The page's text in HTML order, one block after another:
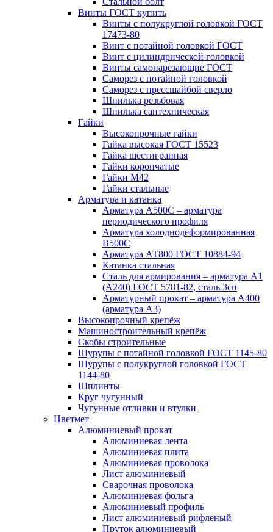
Винты ГОСТ купить
Винты с полукруглой головкой ГОСТ
17473-80
Винт с потайной головкой ГОСТ
Винт с цилиндрической головкой
Винты самонарезающие ГОСТ
Саморез с потайной головкой
Саморез с прессшайбой сверло
Шпилька резьбовая
Шпилька сантехническая
Гайки
Высокопрочные гайки
Гайка высокая ГОСТ 15523
Гайка шестигранная
Гайки корончатые
Гайки М42
Гайки стальные
Арматура и катанка
Арматура А500С – арматура
периодического профиля
Арматура холоднодеформированная
В500С
Арматура АТ800 ГОСТ 10884-94
Катанка стальная
Сталь для армирования – арматура А1
(А240) ГОСТ 5781-82, сталь 3сп
Арматурный прокат – арматура А400
(арматура А3)
Высокопрочный крепёж
Машиностроительный крепёж
Скобы строительные
Шурупы с потайной головкой ГОСТ 1145-80
Шурупы с полукруглой головкой ГОСТ
1144-80
Шплинты
Круг чугунный
Чугунные отливки и втулки
Цветмет
Алюминиевый прокат
Алюминиевая лента
Алюминиевая плита
Алюминиевая проволока
Лист алюминиевый
Сварочная проволока
Алюминиевая фольга
Алюминиевый профиль
Лист алюминиевый рифленый
Пруток алюминиевый